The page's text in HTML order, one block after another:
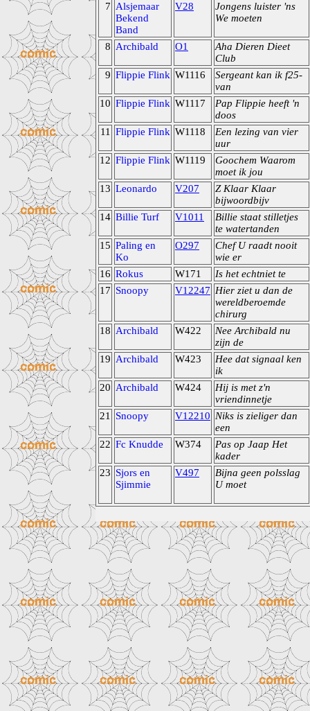
7 Alsjemaar
Bekend
Band
V28
Jongens luister 'ns
We moeten
8 Archibald O1
Aha Dieren Dieet
Club
9 Flippie Flink W1116
Sergeant kan ik f25-
van
10 Flippie Flink W1117
Pap Flippie heeft 'n
doos
11
Flippie Flink W1118
Een lezing van vier
uur
12 Flippie Flink W1119
Goochem Waarom
moet ik jou
13 Leonardo V207
Z Klaar Klaar
bijwoordbijv
14 Billie Turf V1011
Billie staat stilletjes
te watertanden
15 Paling en
Ko
O297
Chef U raadt nooit
wie er
16 Rokus W171
Is het echtniet te
17 Snoopy V12247 Hier ziet u dan de
wereldberoemde
chirurg
18 Archibald W422
Nee Archibald nu
zijn de
19 Archibald W423
Hee dat signaal ken
ik
20 Archibald W424
Hij is met z'n
vriendinnetje
21
Snoopy V12210 Niks is zieliger dan
een
22 Fc Knudde W374
Pas op Jaap Het
kader
23 Sjors en
Sjimmie
V497
Bijna geen polsslag
U moet